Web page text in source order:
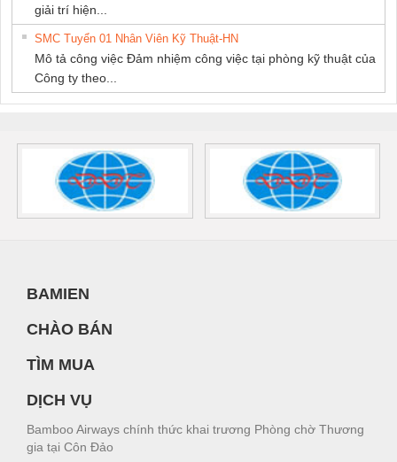
giải trí hiện...
SMC Tuyển 01 Nhân Viên Kỹ Thuật-HN
Mô tả công việc Đảm nhiệm công việc tại phòng kỹ thuật của
Công ty theo...
BAMIEN
CHÀO BÁN
TÌM MUA
DỊCH VỤ
Bamboo Airways chính thức khai trương Phòng chờ Thương
gia tại Côn Đảo